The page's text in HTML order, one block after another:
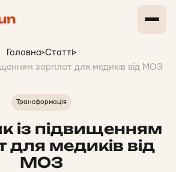
Головна>Статті>
зарплат для медиків від МОЗ
Трансформація
із підвищенням
для медиків від
МОЗ